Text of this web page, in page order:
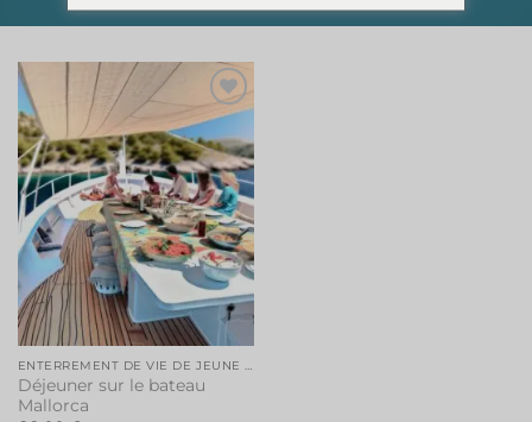
Ajouter
à la liste
de
souhaits
Déjeuner sur le bateau
Mallorca